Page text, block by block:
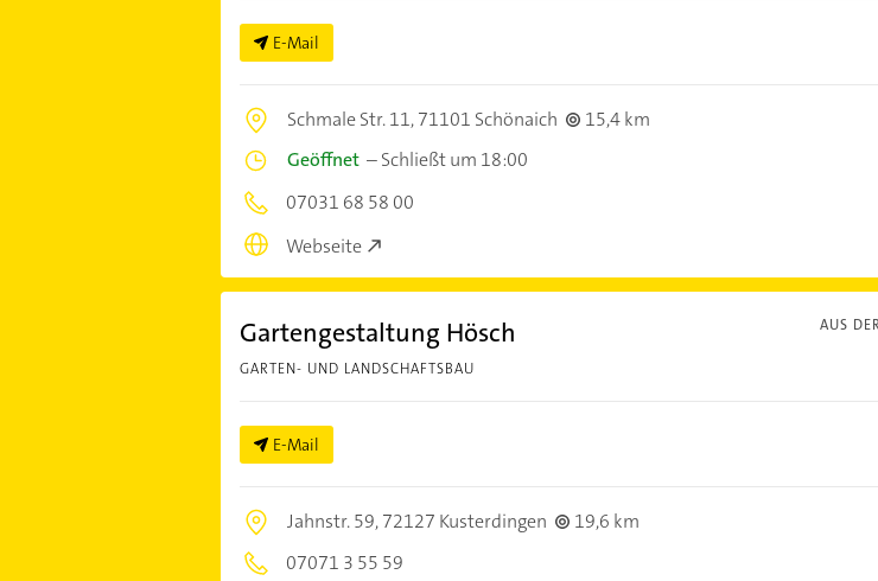
E-Mail
Schmale Str. 11,71101 Schönaich
15,4 km
Geöffnet–Schließt um 18:00
07031 68 58 00
Webseite
AUS
Gartengestaltung Hösch
GARTEN- UND LANDSCHAFTSBAU
E-Mail
Jahnstr. 59,72127 Kusterdingen
19,6 km
07071 3 55 59